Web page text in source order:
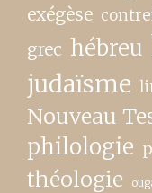
exégèse
grec hébreu
judaïsme
Nouveau
philologie
théologie